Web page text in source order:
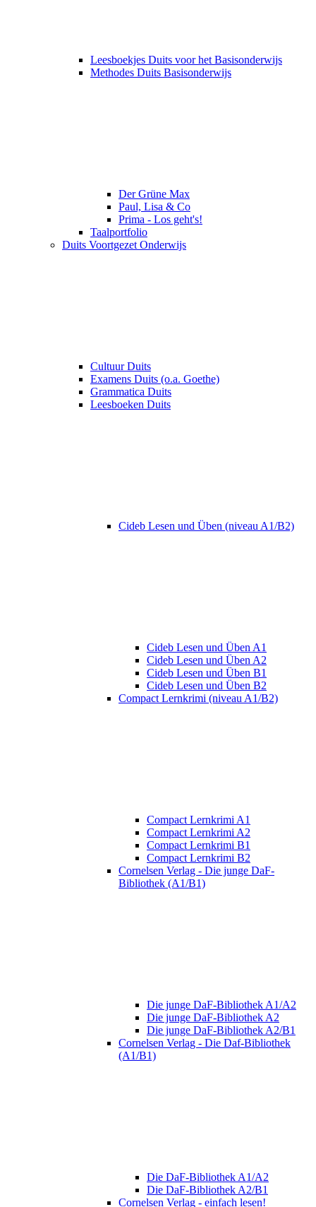
Leesboekjes Duits voor het Basisonderwijs
Methodes Duits Basisonderwijs
Der Grüne Max
Paul, Lisa & Co
Prima - Los geht's!
Taalportfolio
Duits Voortgezet Onderwijs
Cultuur Duits
Examens Duits (o.a. Goethe)
Grammatica Duits
Leesboeken Duits
Cideb Lesen und Üben (niveau A1/B2)
Cideb Lesen und Üben A1
Cideb Lesen und Üben A2
Cideb Lesen und Üben B1
Cideb Lesen und Üben B2
Compact Lernkrimi (niveau A1/B2)
Compact Lernkrimi A1
Compact Lernkrimi A2
Compact Lernkrimi B1
Compact Lernkrimi B2
Cornelsen Verlag - Die junge DaF-
Bibliothek (A1/B1)
Die junge DaF-Bibliothek A1/A2
Die junge DaF-Bibliothek A2
Die junge DaF-Bibliothek A2/B1
Cornelsen Verlag - Die Daf-Bibliothek
(A1/B1)
Die DaF-Bibliothek A1/A2
Die DaF-Bibliothek A2/B1
Cornelsen Verlag - einfach lesen!